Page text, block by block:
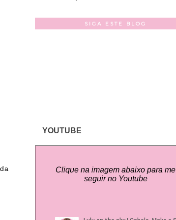
SIGA ESTE BLOG
YOUTUBE
Clique na imagem abaixo para me
seguir no Youtube